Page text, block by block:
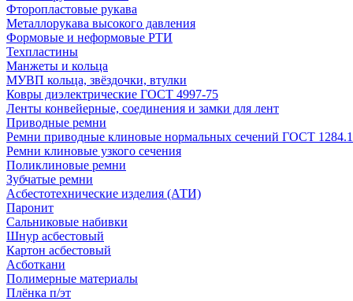
Фторопластовые рукава
Металлорукава высокого давления
Формовые и неформовые РТИ
Техпластины
Манжеты и кольца
МУВП кольца, звёздочки, втулки
Ковры диэлектрические ГОСТ 4997-75
Ленты конвейерные, соединения и замки для лент
Приводные ремни
Ремни приводные клиновые нормальных сечений ГОСТ
Ремни клиновые узкого сечения
Поликлиновые ремни
Зубчатые ремни
Асбестотехнические изделия (АТИ)
Паронит
Сальниковые набивки
Шнур асбестовый
Картон асбестовый
Асботкани
Полимерные материалы
Плёнка п/эт